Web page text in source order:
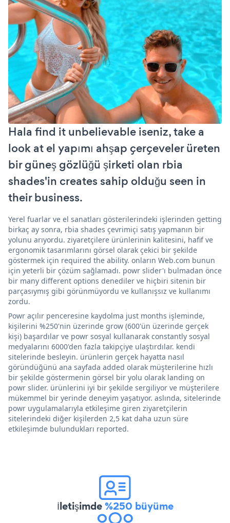
Hala find it unbelievable iseniz, take a
look at el yapımı ahşap çerçeveler üreten
bir güneş gözlüğü şirketi olan rbia
shades'in creates sahip olduğu seen in
their business.
Yerel fuarlar ve el sanatları gösterilerindeki işlerinden getting
birkaç ay sonra, rbia shades çevrimiçi satış yapmanın bir
yolunu arıyordu. ziyaretçilere ürünlerinin kalitesini, hafif ve
ergonomik tasarımlarını görsel olarak çekici bir şekilde
göstermek için required the ability. onların Web.com bunun
için yeterli bir çözüm sağlamadı. powr slider'ı bulmadan önce
bir many different options denediler ve hiçbiri sitenin bir
parçasıymış gibi görünmüyordu ve kullanışsız ve kullanımı
zordu.
Powr açılır penceresine kaydolma just months işleminde,
kişilerini %250'nin üzerinde grow (600'ün üzerinde gerçek
kişi) başardılar ve powr sosyal kullanarak constantly sosyal
medyalarını 6000'den fazla takipçiye ulaştırdılar. kendi
sitelerinde besleyin. ürünlerin gerçek hayatta nasıl
göründüğünü ana sayfada added olarak müşterilerine hızlı
bir şekilde göstermenin görsel bir yolu olarak landing on
powr slider. ürünlerini iyi bir şekilde sergiliyor ve müşterilere
mükemmel bir yerinde deneyim yaşatıyor. aslında, sitelerinde
powr uygulamalarıyla etkileşime giren ziyaretçilerin
sitelerindeki diğer kişilerden 2,5 kat daha uzun süre
etkileşimde bulundukları reported.
İletişimde%250 büyüme